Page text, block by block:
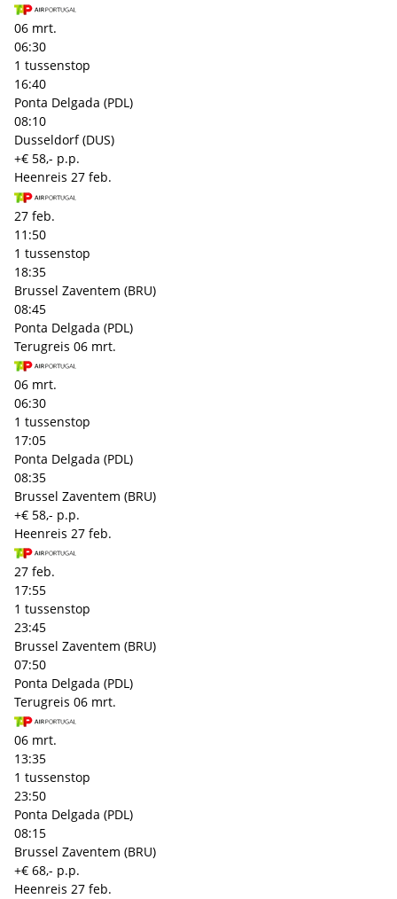
06 mrt.
06:30
1 tussenstop
16:40
Ponta Delgada (PDL)
08:10
Dusseldorf (DUS)
+€ 58,- p.p.
Heenreis 27 feb.
27 feb.
11:50
1 tussenstop
18:35
Brussel Zaventem (BRU)
08:45
Ponta Delgada (PDL)
Terugreis 06 mrt.
06 mrt.
06:30
1 tussenstop
17:05
Ponta Delgada (PDL)
08:35
Brussel Zaventem (BRU)
+€ 58,- p.p.
Heenreis 27 feb.
27 feb.
17:55
1 tussenstop
23:45
Brussel Zaventem (BRU)
07:50
Ponta Delgada (PDL)
Terugreis 06 mrt.
06 mrt.
13:35
1 tussenstop
23:50
Ponta Delgada (PDL)
08:15
Brussel Zaventem (BRU)
+€ 68,- p.p.
Heenreis 27 feb.